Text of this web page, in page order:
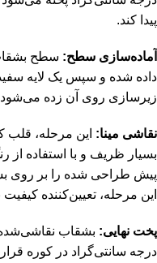
پیدا کند.
آماده‌سازی سطح: سطح
داده شده و سپس یک لایه
زیرسازی روی آن زده
نقاشی مینا: این مرحله، قلب
بسیار ظریف و با استفاده از
پیش طراحی شده را بر روی
این مرحله، تعیین‌کننده
پخت نهایی:
درجه سانتی‌گراد در کوره